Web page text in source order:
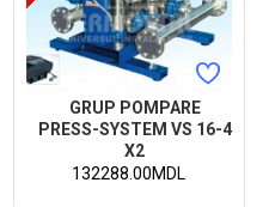
GRUP POMPARE
PRESS-SYSTEM VS 16-4
X2
132288.00MDL